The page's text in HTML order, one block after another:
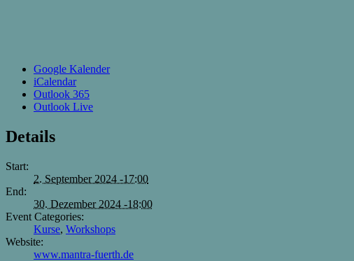
Google Kalender
iCalendar
Outlook 365
Outlook Live
Details
Start:
2. September 2024 -17:00
End:
30. Dezember 2024 -18:00
Event Categories:
Kurse, Workshops
Website:
www.mantra-fuerth.de